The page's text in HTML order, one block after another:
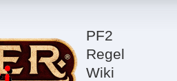
PF2
Regel
Wiki